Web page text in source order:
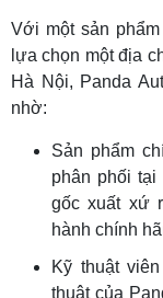
Với một sản
lựa chọn một địa
Hà Nội, Panda
nhờ:
Sản phẩm
phân phối tại
gốc xuất xứ
hành chính
Kỹ thuật
thuật của